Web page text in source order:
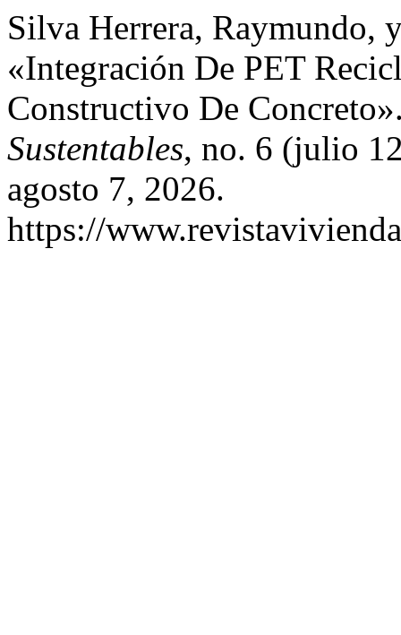
Silva Herrera, Raymundo,
«Integración De PET
Constructivo De
Sustentables, no. 6 (julio
agosto 7, 2026.
https://